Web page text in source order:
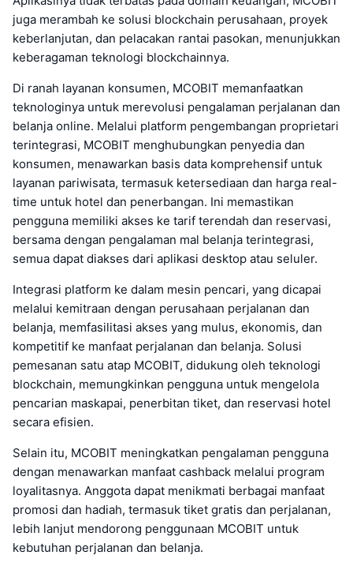
juga merambah ke solusi blockchain perusahaan, proyek
keberlanjutan, dan pelacakan rantai pasokan, menunjukkan
keberagaman teknologi blockchainnya.
Di ranah layanan konsumen, MCOBIT memanfaatkan
teknologinya untuk merevolusi pengalaman perjalanan dan
belanja online. Melalui platform pengembangan proprietari
terintegrasi, MCOBIT menghubungkan penyedia dan
konsumen, menawarkan basis data komprehensif untuk
layanan pariwisata, termasuk ketersediaan dan harga real-
time untuk hotel dan penerbangan. Ini memastikan
pengguna memiliki akses ke tarif terendah dan reservasi,
bersama dengan pengalaman mal belanja terintegrasi,
semua dapat diakses dari aplikasi desktop atau seluler.
Integrasi platform ke dalam mesin pencari, yang dicapai
melalui kemitraan dengan perusahaan perjalanan dan
belanja, memfasilitasi akses yang mulus, ekonomis, dan
kompetitif ke manfaat perjalanan dan belanja. Solusi
pemesanan satu atap MCOBIT, didukung oleh teknologi
blockchain, memungkinkan pengguna untuk mengelola
pencarian maskapai, penerbitan tiket, dan reservasi hotel
secara efisien.
Selain itu, MCOBIT meningkatkan pengalaman pengguna
dengan menawarkan manfaat cashback melalui program
loyalitasnya. Anggota dapat menikmati berbagai manfaat
promosi dan hadiah, termasuk tiket gratis dan perjalanan,
lebih lanjut mendorong penggunaan MCOBIT untuk
kebutuhan perjalanan dan belanja.